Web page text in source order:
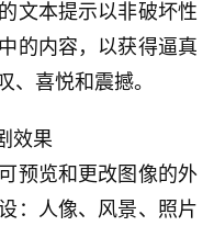
文本提示以非破坏性
的内容，以获得逼真
、喜悦和震撼。
效果
预览和更改图像的外
：人像、风景、照片